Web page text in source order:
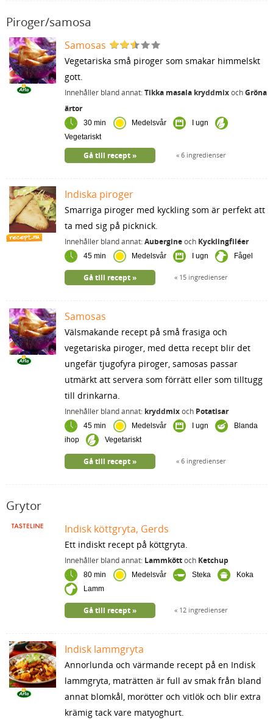
Piroger/samosa
Samosas
Vegetariska små piroger som smakar himmelskt
gott.
Innehåller bland annat:Tikka masala kryddmixochGröna
ärtor
30 min Medelsvår
I ugn
Vegetariskt
6 ingredienser
Gå till recept
Indiska piroger
Smarriga piroger med kyckling som är perfekt att
ta med sig på picknick.
Innehåller bland annat:Aubergineoch Kycklingfiléer
45 min Medelsvår I ugn Fågel
15 ingredienser
Gå till recept
Samosas
Välsmakande recept på små frasiga och
vegetariska piroger, med detta recept blir det
ungefär tjugofyra piroger, samosas passar
utmärkt att servera som förrätt eller som tilltugg
till drinkarna.
Innehåller bland annat: kryddmixoch Potatisar
45 min Medelsvår I ugn
Blanda
ihop
Vegetariskt
6 ingredienser
Gå till recept
Grytor
Indisk köttgryta, Gerds
Ett indiskt recept på köttgryta.
Innehåller bland annat: Lammköttoch Ketchup
80 min Medelsvår Steka
Koka
Lamm
12 ingredienser
Gå till recept
Indisk lammgryta
Annorlunda och värmande recept på en Indisk
lammgryta, maträtten är full av smak från bland
annat blomkål, morötter och vitlök och blir extra
krämig tack vare matyoghurt.